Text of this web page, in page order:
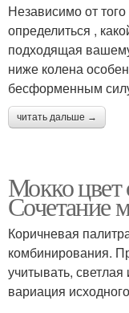
Независимо от
определиться ,
подходящая
ниже колена
бесформенным
читать дальше →
Мокко цвет
Сочетание
Коричневая
комбинирования.
учитывать,
вариация